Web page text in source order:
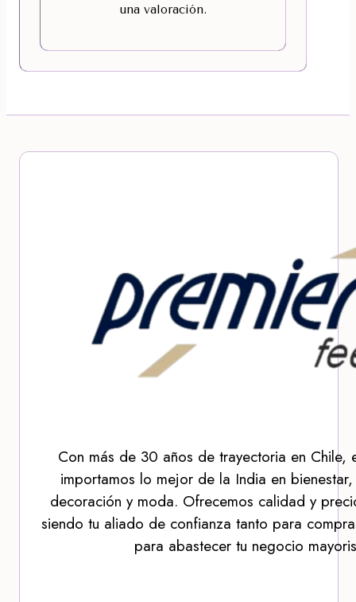
una valoración.
Con más de 30 años de trayectoria en Chile,
importamos lo mejor de la India en
decoración y moda. Ofrecemos calidad y
siendo tu aliado de confianza tanto para
para abastecer tu negocio